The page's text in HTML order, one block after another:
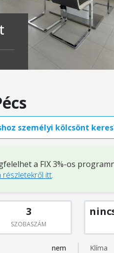
személyi kölcsönt
a FIX 3%-os
részletekről itt.
3
SZOBASZÁM
nem
Klíma